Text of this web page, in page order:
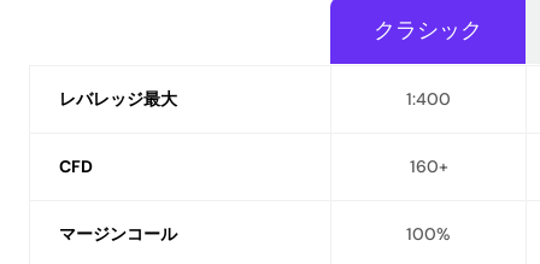
クラシック
レバレッジ最大 1:400
CFD 160+
マージンコール 100%